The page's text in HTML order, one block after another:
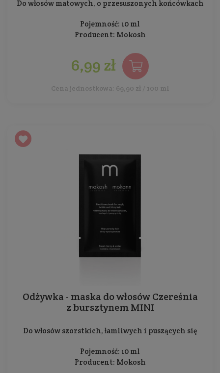
Do włosów matowych, o przesuszonych końcówkach
Pojemność: 10 ml
Producent: Mokosh
6,99 zł
Cena jednostkowa: 69,90 zł / 100 ml
Odżywka - maska do włosów Czereśnia
z bursztynem MINI
Do włosów szorstkich, łamliwych i puszących się
Pojemność: 10 ml
Producent: Mokosh